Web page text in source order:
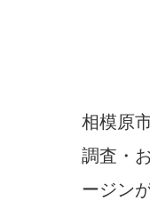
相模原
調査・
ージン